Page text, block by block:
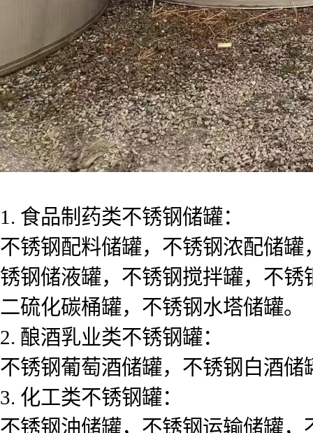
1. 食品制药类不锈钢储罐：
不锈钢配料储罐，不锈钢浓配储
锈钢储液罐，不锈钢搅拌罐，不
二硫化碳桶罐，不锈钢水塔储罐。
2. 酿酒乳业类不锈钢罐：
不锈钢葡萄酒储罐，不锈钢白酒
3. 化工类不锈钢罐：
不锈钢油储罐，不锈钢运输储罐